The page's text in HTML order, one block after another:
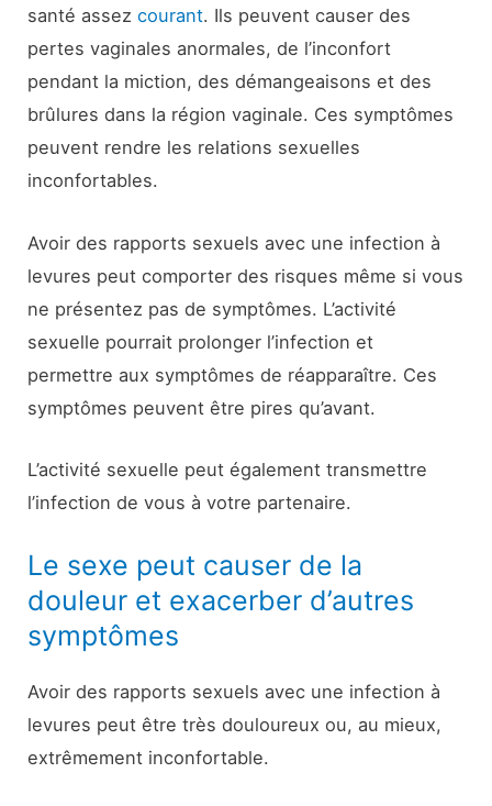
santé assezcourant. Ils peuvent causer des
pertes vaginales anormales, de l’inconfort
pendant la miction, des démangeaisons et des
brûlures dans la région vaginale. Ces symptômes
peuvent rendre les relations sexuelles
inconfortables.
Avoir des rapports sexuels avec une infection à
levures peut comporter des risques même si vous
ne présentez pas de symptômes. L’activité
sexuelle pourrait prolonger l’infection et
permettre aux symptômes de réapparaître. Ces
symptômes peuvent être pires qu’avant.
L’activité sexuelle peut également transmettre
l’infection de vous à votre partenaire.
Le sexe peut causer de la
douleur et exacerber d’autres
symptômes
Avoir des rapports sexuels avec une infection à
levures peut être très douloureux ou, au mieux,
extrêmement inconfortable.